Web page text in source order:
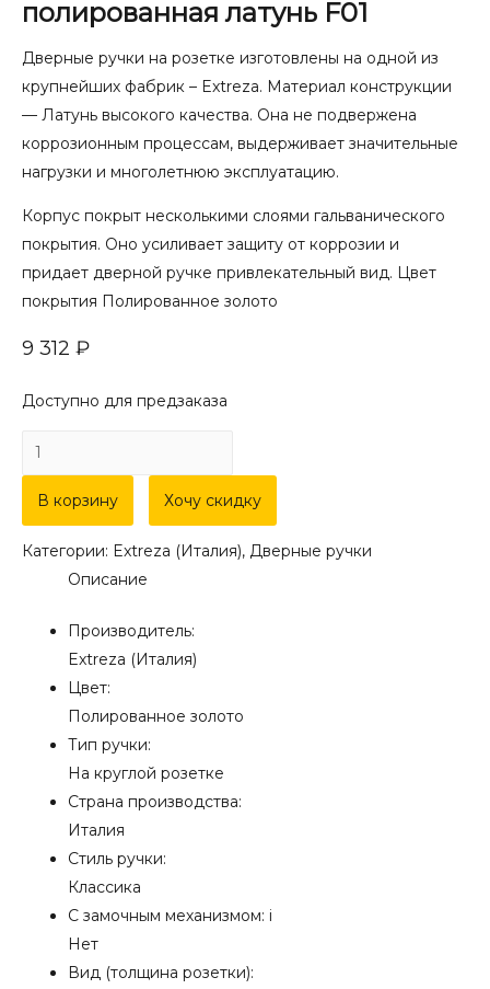
полированная латунь F01
Дверные ручки на розетке изготовлены на одной из
крупнейших фабрик – Extreza. Материал конструкции
— Латунь высокого качества. Она не подвержена
коррозионным процессам, выдерживает значительные
нагрузки и многолетнюю эксплуатацию.
Корпус покрыт несколькими слоями гальванического
покрытия. Оно усиливает защиту от коррозии и
придает дверной ручке привлекательный вид. Цвет
покрытия Полированное золото
9 312 ₽
Доступно для предзаказа
Количество
товара
Дверная
ручка
Extreza
"DANIEL"
розетке
полированная
латунь
В корзину Хочу скидку
Категории: Extreza (Италия), Дверные ручки
Описание
Производитель:
Extreza (Италия)
Цвет:
Полированное золото
Тип ручки:
На круглой розетке
Страна производства:
Италия
Стиль ручки:
Классика
С замочным механизмом: i
Нет
Вид (толщина розетки):